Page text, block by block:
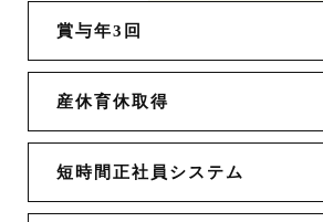
賞与年3回
産休育休取得
短時間正社員システム